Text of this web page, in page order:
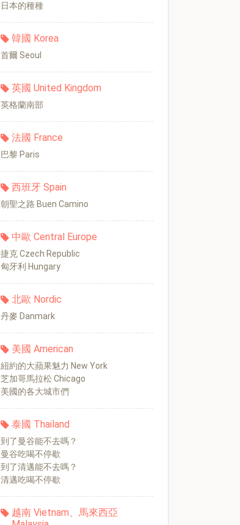
日本的種種
韓國 Korea
首爾 Seoul
英國 United Kingdom
英格蘭南部
法國 France
巴黎 Paris
西班牙 Spain
朝聖之路 Buen Camino
中歐 Central Europe
捷克 Czech Republic
匈牙利 Hungary
北歐 Nordic
丹麥 Danmark
美國 American
紐約的大蘋果魅力 New York
芝加哥馬拉松 Chicago
美國的各大城市們
泰國 Thailand
到了曼谷能不去嗎？
曼谷吃喝不停歇
到了清邁能不去嗎？
清邁吃喝不停歇
越南 Vietnam、馬來西亞